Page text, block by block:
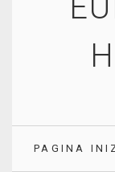
PAGINA